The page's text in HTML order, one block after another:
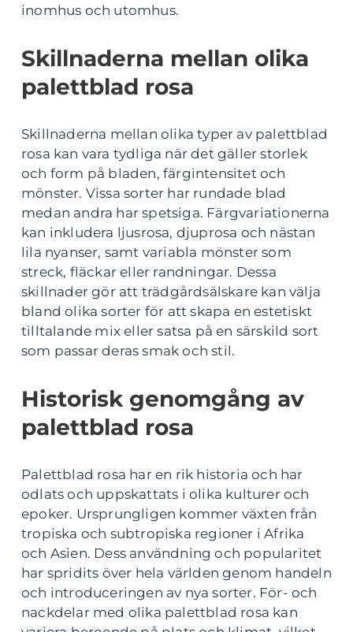
inomhus och utomhus.
Skillnaderna mellan olika
palettblad rosa
Skillnaderna mellan olika typer av palettblad
rosa kan vara tydliga när det gäller storlek
och form på bladen, färgintensitet och
mönster. Vissa sorter har rundade blad
medan andra har spetsiga. Färgvariationerna
kan inkludera ljusrosa, djuprosa och nästan
lila nyanser, samt variabla mönster som
streck, fläckar eller randningar. Dessa
skillnader gör att trädgårdsälskare kan välja
bland olika sorter för att skapa en estetiskt
tilltalande mix eller satsa på en särskild sort
som passar deras smak och stil.
Historisk genomgång av
palettblad rosa
Palettblad rosa har en rik historia och har
odlats och uppskattats i olika kulturer och
epoker. Ursprungligen kommer växten från
tropiska och subtropiska regioner i Afrika
och Asien. Dess användning och popularitet
har spridits över hela världen genom handeln
och introduceringen av nya sorter. För- och
nackdelar med olika palettblad rosa kan